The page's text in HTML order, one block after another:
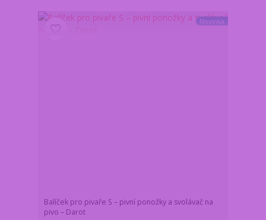
Novinka
Balíček pro pivaře S – pivní ponožky a svolávač na
pivo – Darot